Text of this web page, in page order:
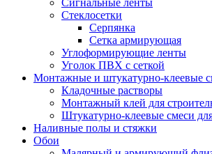
Сигнальные ленты
Стеклосетки
Серпянка
Сетка армирующая
Углоформирующие ленты
Уголок ПВХ с сеткой
Монтажные и штукатурно-клеевые
Кладочные растворы
Монтажный клей для
Штукатурно-клеевые смеси
Наливные полы и стяжки
Обои